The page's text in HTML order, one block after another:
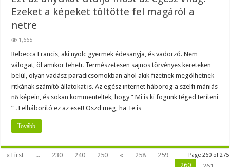
Ezeket a képeket töltötte fel magáról a
netre
1,665
Rebecca Francis, aki nyolc gyermek édesanyja, és vadorzó. Nem
válogat, öl amikor teheti. Természetesen sajnos törvényes kereteken
belül, olyan vadász paradicsomokban ahol akik fizetnek megölhetnek
ritkának számító állatokat is. Az egész internet háborog a szelfi mániás
nő képein, és sokan kommenteltek, hogy ” Mi is ki fogunk téged teríteni
” . Felháborító ez az eset! Oszd meg, ha Te is …
Tovább
Page 260 of 275
« First ... 230 240 250 « 258
259
260